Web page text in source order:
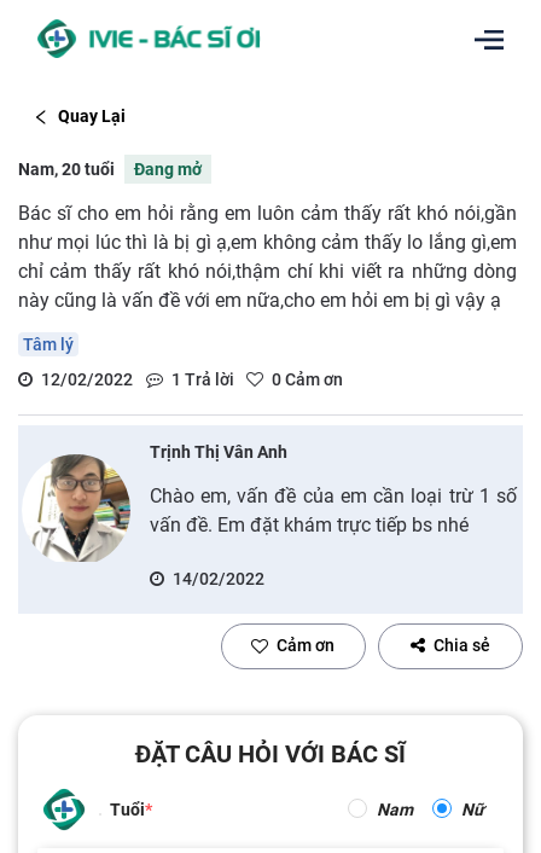
Quay Lại
Nam, 20 tuổi Đang mở
Bác sĩ cho em hỏi rằng em luôn cảm thấy rất khó nói,gần
như mọi lúc thì là bị gì ạ,em không cảm thấy lo lắng gì,em
chỉ cảm thấy rất khó nói,thậm chí khi viết ra những dòng
này cũng là vấn đề với em nữa,cho em hỏi em bị gì vậy ạ
Tâm lý
12/02/2022
1 Trả lời 0Cảm ơn
Trịnh Thị Vân Anh
Chào em, vấn đề của em cần loại trừ 1 số
vấn đề. Em đặt khám trực tiếp bs nhé
14/02/2022
Cảm ơn Chia sẻ
ĐẶT CÂU HỎI VỚI BÁC SĨ
Tuổi Nam Nữ